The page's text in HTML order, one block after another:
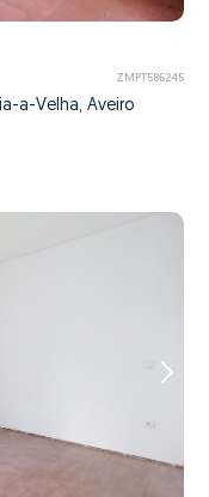
ZMPT586245
a-Velha, Aveiro